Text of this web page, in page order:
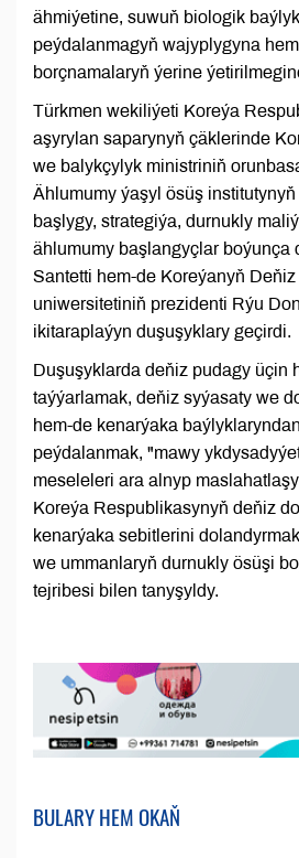
ähmiýetine, suwuň biologik
peýdalanmagyň wajyplygyna
borçnamalaryň ýerine
Türkmen wekiliýeti Koreýa
aşyrylan saparynyň çäklerinde
we balykçylyk ministriniň
Ählumumy ýaşyl ösüş institutynyň
başlygy, strategiýa, durnukly
ählumumy başlangyçlar boýunça
Santetti hem-de Koreýanyň
uniwersitetiniň prezidenti Rýu
ikitaraplaýyn duşuşyklary geçirdi.
Duşuşyklarda deňiz pudagy üçin
taýýarlamak, deňiz syýasaty we
hem-de kenarýaka
peýdalanmak, "mawy
meseleleri ara alnyp
Koreýa Respublikasynyň deňiz
kenarýaka sebitlerini
we ummanlaryň durnukly ösüşi
tejribesi bilen tanyşyldy.
BULARY HEM OKAŇ